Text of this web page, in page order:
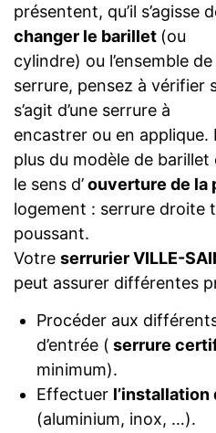
présentent, qu’il s’agisse
changer le barillet (ou
cylindre) ou l’ensemble de
serrure, pensez à vérifier
s’agit d’une serrure à
encastrer ou en applique.
plus du modèle de
le sens d’ouverture de la
logement : serrure droite
poussant.
Votre serrurier VILLE-
peut assurer différentes
Procéder aux
d’entrée ( serrure
minimum).
Effectuer l’installation
(aluminium, inox, …).